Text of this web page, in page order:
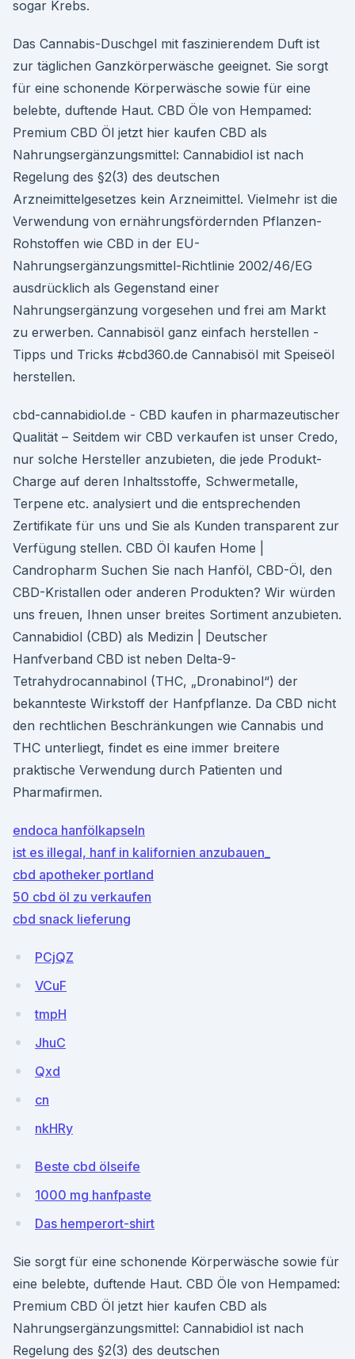
sogar Krebs.
Das Cannabis-Duschgel mit faszinierendem Duft ist
zur täglichen Ganzkörperwäsche geeignet. Sie sorgt
für eine schonende Körperwäsche sowie für eine
belebte, duftende Haut. CBD Öle von Hempamed:
Premium CBD Öl jetzt hier kaufen CBD als
Nahrungsergänzungsmittel: Cannabidiol ist nach
Regelung des §2(3) des deutschen
Arzneimittelgesetzes kein Arzneimittel. Vielmehr ist die
Verwendung von ernährungsfördernden Pflanzen-
Rohstoffen wie CBD in der EU-
Nahrungsergänzungsmittel-Richtlinie 2002/46/EG
ausdrücklich als Gegenstand einer
Nahrungsergänzung vorgesehen und frei am Markt
zu erwerben. Cannabisöl ganz einfach herstellen -
Tipps und Tricks #cbd360.de Cannabisöl mit Speiseöl
herstellen.
cbd-cannabidiol.de - CBD kaufen in pharmazeutischer
Qualität – Seitdem wir CBD verkaufen ist unser Credo,
nur solche Hersteller anzubieten, die jede Produkt-
Charge auf deren Inhaltsstoffe, Schwermetalle,
Terpene etc. analysiert und die entsprechenden
Zertifikate für uns und Sie als Kunden transparent zur
Verfügung stellen. CBD Öl kaufen Home |
Candropharm Suchen Sie nach Hanföl, CBD-Öl, den
CBD-Kristallen oder anderen Produkten? Wir würden
uns freuen, Ihnen unser breites Sortiment anzubieten.
Cannabidiol (CBD) als Medizin | Deutscher
Hanfverband CBD ist neben Delta-9-
Tetrahydrocannabinol (THC, „Dronabinol“) der
bekannteste Wirkstoff der Hanfpflanze. Da CBD nicht
den rechtlichen Beschränkungen wie Cannabis und
THC unterliegt, findet es eine immer breitere
praktische Verwendung durch Patienten und
Pharmafirmen.
endoca hanfölkapseln
ist es illegal, hanf in kalifornien anzubauen_
cbd apotheker portland
50 cbd öl zu verkaufen
cbd snack lieferung
PCjQZ
VCuF
tmpH
JhuC
Qxd
cn
nkHRy
Beste cbd ölseife
1000 mg hanfpaste
Das hemperort-shirt
Sie sorgt für eine schonende Körperwäsche sowie für
eine belebte, duftende Haut. CBD Öle von Hempamed:
Premium CBD Öl jetzt hier kaufen CBD als
Nahrungsergänzungsmittel: Cannabidiol ist nach
Regelung des §2(3) des deutschen